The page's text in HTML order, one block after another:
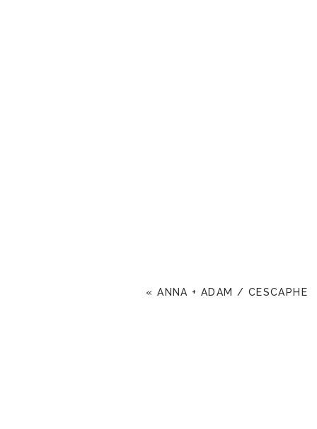
«ANNA + ADAM / CESCAPHE